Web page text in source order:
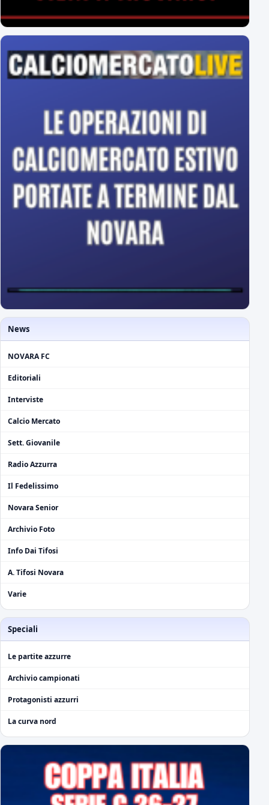
News
NOVARA FC
Editoriali
Interviste
Calcio Mercato
Sett. Giovanile
Radio Azzurra
Il Fedelissimo
Novara Senior
Archivio Foto
Info Dai Tifosi
A. Tifosi Novara
Varie
Speciali
Le partite azzurre
Archivio campionati
Protagonisti azzurri
La curva nord